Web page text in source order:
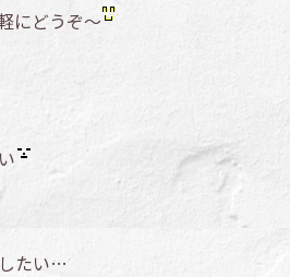
にどうぞ～
たい…